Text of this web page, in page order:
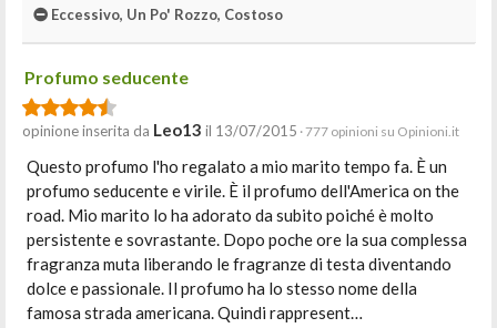
Eccessivo, Un Po' Rozzo, Costoso
Profumo seducente
opinione inserita da Leo13 il 13/07/2015 · 777 opinioni su Opinioni.it
Questo profumo l'ho regalato a mio marito tempo fa. È un
profumo seducente e virile. È il profumo dell'America on the
road. Mio marito lo ha adorato da subito poiché è molto
persistente e sovrastante. Dopo poche ore la sua complessa
fragranza muta liberando le fragranze di testa diventando
dolce e passionale. Il profumo ha lo stesso nome della
famosa strada americana. Quindi rappresent…